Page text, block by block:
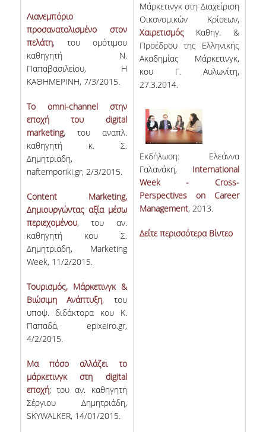
Λιανεμπόριο
προσανατολισμένο στον
πελάτη, του ομότιμου
καθηγητή Ν.
Παπαβασιλείου, Η
ΚΑΘΗΜΕΡΙΝΗ, 7/3/2015.
Το omni-channel στην
εποχή του digital
marketing, του αναπλ.
καθηγητή κ. Σ.
Δημητριάδη,
naftemporiki.gr, 2/3/2015.
Content Marketing,
Δημιουργώντας αξία μέσω
περιεχομένου, του αν.
καθηγητή κου Σ.
Δημητριάδη, Marketing
Week, 11/2/2015.
Τουρισμός, Μάρκετινγκ &
Βιώσιμη Ανάπτυξη, του
υποψ. διδάκτορα κου Κ.
Παπαδά, epixeiro.gr,
4/2/2015.
Μα πόσο αλλάζει το
μάρκετινγκ στη digital
εποχή; του αν. καθηγητή
Σέργιου Δημητριάδη,
SKYWALKER, 14/01/2015.
Μάρκετινγκ στη Διαχείριση
Οικονομικών Κρίσεων,
ΧαιρετισμόςΚαθηγ. &
Προέδρου της Ελληνικής
Ακαδημίας Μάρκετινγκ,
κου Γ. Αυλωνίτη,
27.3.2014.
Εκδήλωση: Ελεάννα
Γαλανάκη, International
Week - Cross-
Perspectives on Career
Management, 2013.
Δείτε περισσότερα Βίντεο